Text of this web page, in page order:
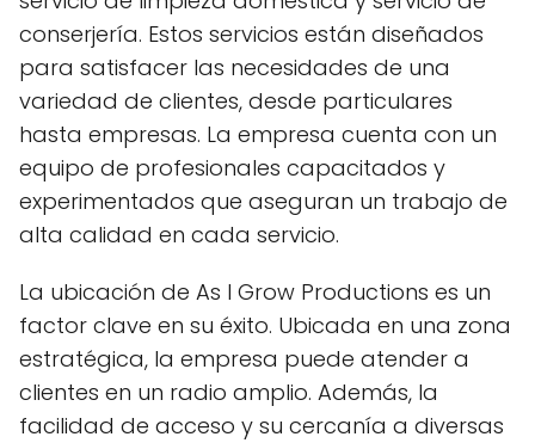
conserjería. Estos servicios están diseñados
para satisfacer las necesidades de una
variedad de clientes, desde particulares
hasta empresas. La empresa cuenta con un
equipo de profesionales capacitados y
experimentados que aseguran un trabajo de
alta calidad en cada servicio.
La ubicación de As I Grow Productions es un
factor clave en su éxito. Ubicada en una zona
estratégica, la empresa puede atender a
clientes en un radio amplio. Además, la
facilidad de acceso y su cercanía a diversas